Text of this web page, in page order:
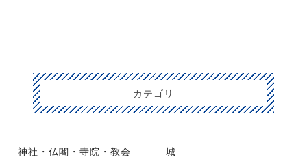
カテゴリ
神社・仏閣・寺院・教会 城